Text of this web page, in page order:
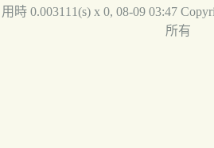
用時 0.003111(s) x 0, 08-09 03:47
所有